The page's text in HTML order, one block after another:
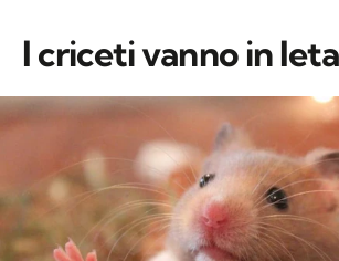
I criceti vanno in